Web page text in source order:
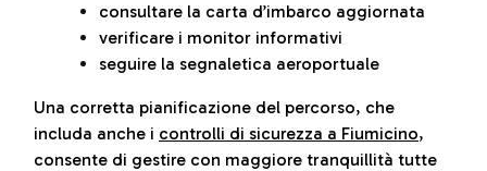
consultare la carta d’imbarco aggiornata
verificare i monitor informativi
seguire la segnaletica aeroportuale
Una corretta pianificazione del percorso, che
includa anche i controlli di sicurezza a Fiumicino,
consente di gestire con maggiore tranquillità tutte